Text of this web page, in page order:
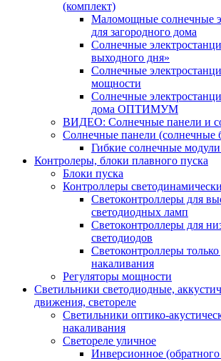
(комплект)
Маломощные солнечные
для загородного дома
Солнечные
выходного дня»
Солнечные
мощности
Солнечные
дома ОПТИМУМ
ВИДЕО: Солнечные панели и
Солнечные панели (солнечные
Гибкие солнечные
Контролеры, блоки плавного пуска
Блоки пуска
Контроллеры
Светоконтроллеры для
светодиодных ламп
Светоконтроллеры для
светодиодов
Светоконтроллеры
накаливания
Регуляторы мощности
Светильники светодиодные,
движения, светореле
Светильники оптико-
накаливания
Светореле уличное
Инверсионное